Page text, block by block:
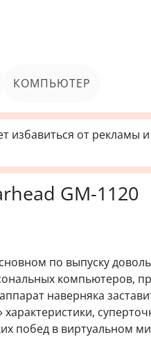
КОМПЬЮТЕР
от рекламы и
GM-1120
по выпуску
компьютеров,
наверняка
побед в виртуальном